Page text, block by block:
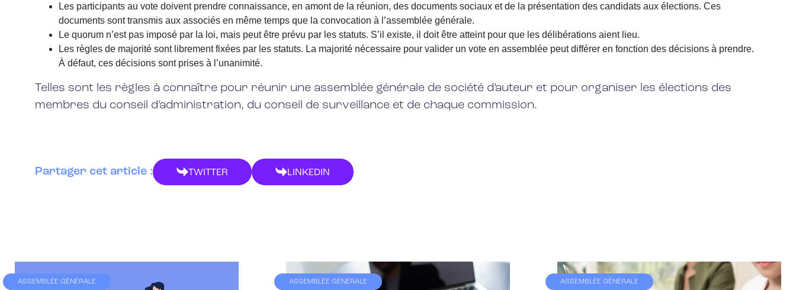
Les participants au vote doivent prendre connaissance, en amont de la réunion, des documents sociaux et de la présentation des candidats aux élections. Ces
documents sont transmis aux associés en même temps que la convocation à l’assemblée générale.
Le quorum n’est pas imposé par la loi, mais peut être prévu par les statuts. S’il existe, il doit être atteint pour que les délibérations aient lieu.
Les règles de majorité sont librement fixées par les statuts. La majorité nécessaire pour valider un vote en assemblée peut différer en fonction des décisions à prendre.
À défaut, ces décisions sont prises à l’unanimité.
Telles sont les règles à connaître pour réunir une assemblée générale de société d’auteur et pour organiser les élections des
membres du conseil d’administration, du conseil de surveillance et de chaque commission.
Partager cet article : TWITTER LINKEDIN
ASSEMBLÉE GÉNÉRALE ASSEMBLÉE GÉNÉRALE ASSEMBLÉE GÉNÉRALE